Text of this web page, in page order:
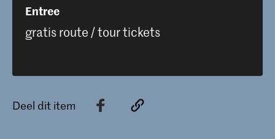
Entree
gratis route / tour tickets
Deel dit item